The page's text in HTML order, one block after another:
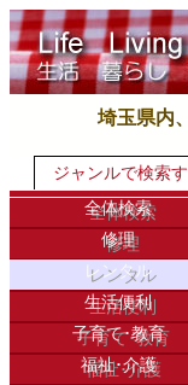
埼玉県内
ジャンルで検索
全体検索
修理
レンタル
生活便利
子育て･教育
福祉･介護